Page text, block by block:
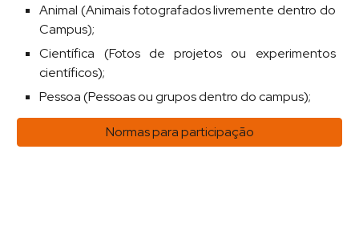
Animal (Animais fotografados livremente dentro do
Campus);
Científica (Fotos de projetos ou experimentos
científicos);
Pessoa (Pessoas ou grupos dentro do campus);
Normas para participação